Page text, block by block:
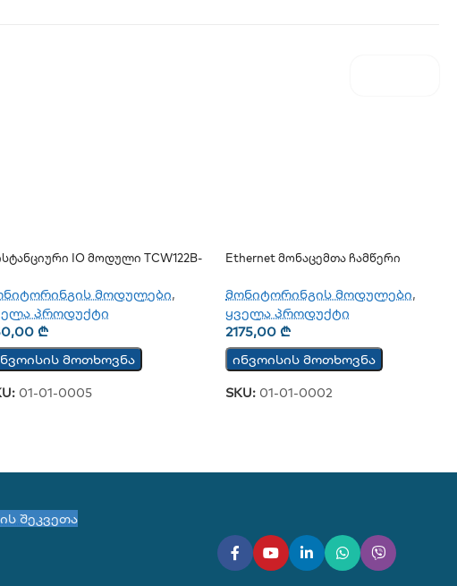
IO Მოდული TCW122B-
მოდულები,
პროდუქტი
₾
მოთხოვნა
01-01-0005
Ethernet Მონაცემთა Ჩამწერი
მონიტორინგის მოდულები,
ყველა პროდუქტი
2175,00₾
ინვოისის მოთხოვნა
SKU: 01-01-0002
შეკვეთა